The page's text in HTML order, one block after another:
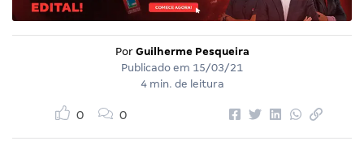
Por Guilherme Pesqueira
Publicado em 15/03/21
4 min. de leitura
0 0